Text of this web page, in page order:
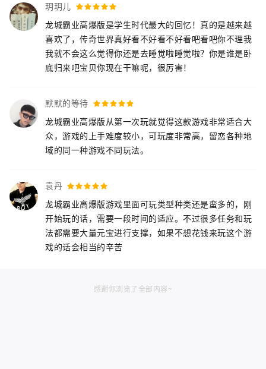
玥玥儿
龙城霸业高爆版是学生时代最大的回忆！真的是越来越
喜欢了，传奇世界真好看不好看不好看吧看吧你不理我
我就不会这么觉得你还是去睡觉啦睡觉啦？你是谁是卧
底归来吧宝贝你现在干嘛呢，很厉害！
默默的等待
龙城霸业高爆版从第一次玩就觉得这款游戏非常适合大
众，游戏的上手难度较小，可玩度非常高，留恋各种地
域的同一种游戏不同玩法。
袁丹
龙城霸业高爆版游戏里面可玩类型种类还是蛮多的，刚
开始玩的话，需要一段时间的适应。不过很多任务和玩
法都需要大量元宝进行支撑，如果不想花钱来玩这个游
戏的话会相当的辛苦
感谢你浏览了全部内容~